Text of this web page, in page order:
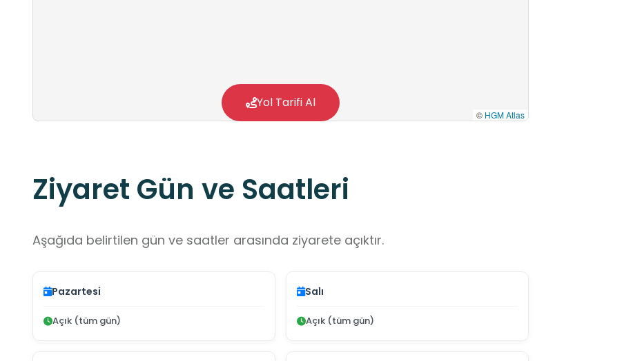
© HGM Atlas
Yol Tarifi Al
Ziyaret Gün ve Saatleri
Aşağıda belirtilen gün ve saatler arasında ziyarete açıktır.
Pazartesi
Açık (tüm gün)
Salı
Açık (tüm gün)